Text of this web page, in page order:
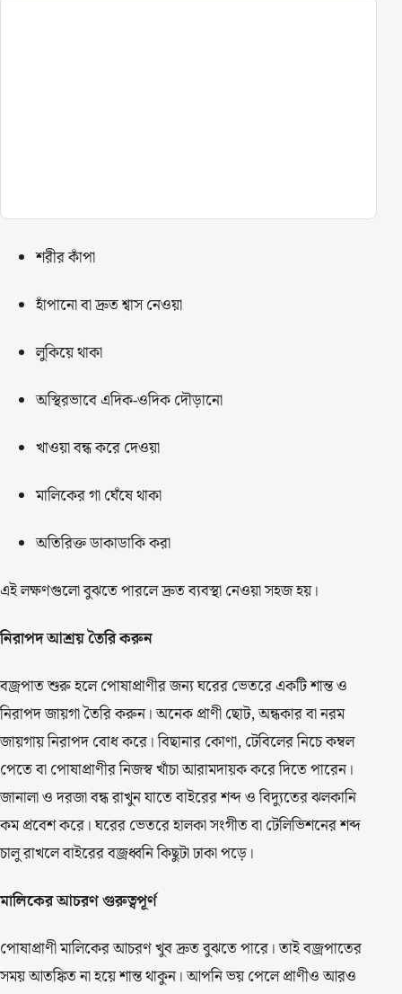
শরীর কাঁপা
হাঁপানো বা দ্রুত শ্বাস নেওয়া
লুকিয়ে থাকা
অস্থিরভাবে এদিক-ওদিক দৌড়ানো
খাওয়া বন্ধ করে দেওয়া
মালিকের গা ঘেঁষে থাকা
অতিরিক্ত ডাকাডাকি করা
এই লক্ষণগুলো বুঝতে পারলে দ্রুত ব্যবস্থা নেওয়া সহজ হয়।
নিরাপদ আশ্রয় তৈরি করুন
বজ্রপাত শুরু হলে পোষাপ্রাণীর জন্য ঘরের ভেতরে একটি শান্ত ও
নিরাপদ জায়গা তৈরি করুন। অনেক প্রাণী ছোট, অন্ধকার বা নরম
জায়গায় নিরাপদ বোধ করে। বিছানার কোণা, টেবিলের নিচে কম্বল
পেতে বা পোষাপ্রাণীর নিজস্ব খাঁচা আরামদায়ক করে দিতে পারেন।
জানালা ও দরজা বন্ধ রাখুন যাতে বাইরের শব্দ ও বিদ্যুতের ঝলকানি
কম প্রবেশ করে। ঘরের ভেতরে হালকা সংগীত বা টেলিভিশনের শব্দ
চালু রাখলে বাইরের বজ্রধ্বনি কিছুটা ঢাকা পড়ে।
মালিকের আচরণ গুরুত্বপূর্ণ
পোষাপ্রাণী মালিকের আচরণ খুব দ্রুত বুঝতে পারে। তাই বজ্রপাতের
সময় আতঙ্কিত না হয়ে শান্ত থাকুন। আপনি ভয় পেলে প্রাণীও আরও